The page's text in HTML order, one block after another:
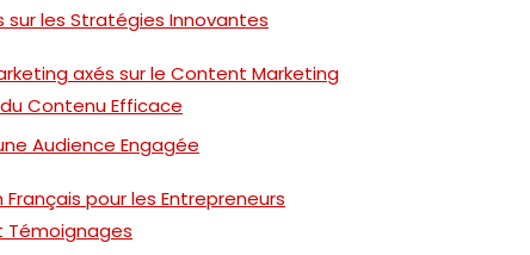
sur les Stratégies Innovantes
axés sur le Content Marketing
Contenu Efficace
Audience Engagée
pour les Entrepreneurs
Témoignages